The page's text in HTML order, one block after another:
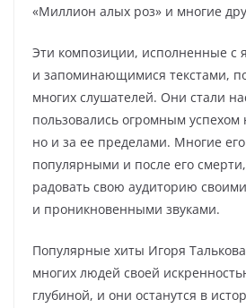
«Миллион алых роз» и многие
Эти композиции, исполненные с
и запоминающимися текстами,
многих слушателей. Они стали
пользовались огромным успехом
но и за ее пределами. Многие
популярными и после его
радовать свою аудиторию
и проникновенными звуками.
Популярные хиты Игоря
многих людей своей
глубиной, и они останутся в